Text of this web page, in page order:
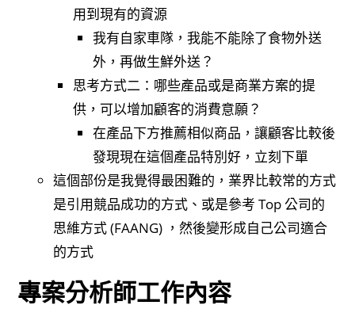
用到現有的資源
我有自家車隊，我能不能除了食物外送
外，再做生鮮外送？
思考方式二：哪些產品或是商業方案的提
供，可以增加顧客的消費意願？
在產品下方推薦相似商品，讓顧客比較後
發現現在這個產品特別好，立刻下單
這個部份是我覺得最困難的，業界比較常的方式
是引用競品成功的方式、或是參考 Top 公司的
思維方式 (FAANG) ，然後變形成自己公司適合
的方式
專案分析師工作內容